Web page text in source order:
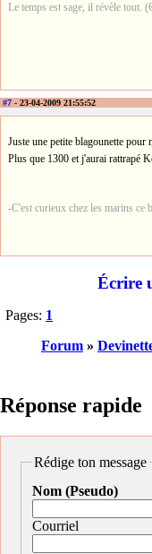
Le temps est sage, il révèle tout.
#7 - 23-04-2009 21:55:52
Juste une petite blagounette pour
Plus que 1300 et j'aurai rattrapé
-C'est curieux chez les marins ce
Écrire
Pages: 1
Forum »
Réponse rapide
Rédige ton message
Nom (Pseudo)
Courriel